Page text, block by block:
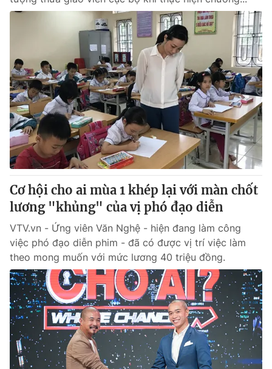
Cơ hội cho ai mùa 1 khép lại với màn chốt
lương "khủng" của vị phó đạo diễn
VTV.vn - Ứng viên Văn Nghệ - hiện đang làm công
việc phó đạo diễn phim - đã có được vị trí việc làm
theo mong muốn với mức lương 40 triệu đồng.